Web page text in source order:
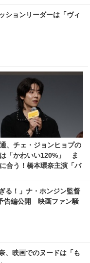
ションリーダーは「ヴィ
、チェ・ジョンヒョプの
「かわいい120%」 ま
合う！橋本環奈主演「バ
る！」ナ・ホンジン監督
告編公開 映画ファン騒
、映画でのヌードは「も